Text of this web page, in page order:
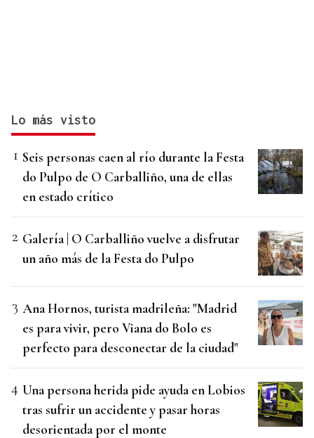
Lo más visto
Seis personas caen al río durante la Festa
do Pulpo de O Carballiño, una de ellas
en estado crítico
Galería | O Carballiño vuelve a disfrutar
un año más de la Festa do Pulpo
Ana Hornos, turista madrileña: "Madrid
es para vivir, pero Viana do Bolo es
perfecto para desconectar de la ciudad"
Una persona herida pide ayuda en Lobios
tras sufrir un accidente y pasar horas
desorientada por el monte